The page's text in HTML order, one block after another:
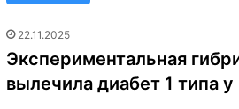
22.11.2025
Экспериментальная
вылечила диабет 1 типа